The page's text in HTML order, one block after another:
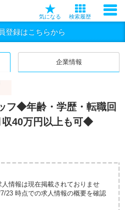
気になる 検索履歴
登録はこちらから
企業情報
フ◆年齢・学歴・転職回
収40万円以上も可◆
情報は現在掲載されておりませ
23 時点での求人情報の概要を確認